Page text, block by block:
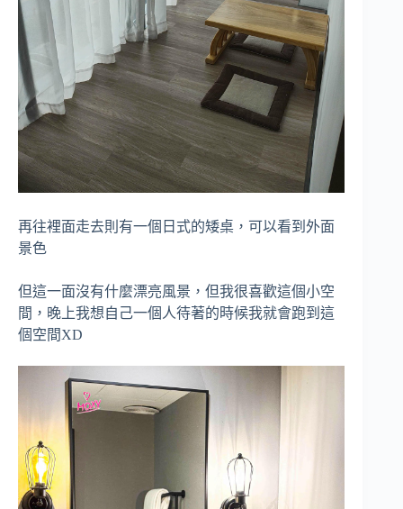
再往裡面走去則有一個日式的矮桌，可以看到外面
景色
但這一面沒有什麼漂亮風景，但我很喜歡這個小空
間，晚上我想自己一個人待著的時候我就會跑到這
個空間XD